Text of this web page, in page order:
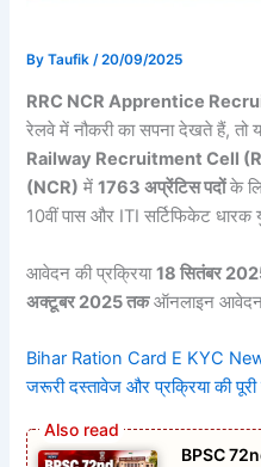
ByTaufik/20/09/2025
RRC NCR Apprentice
रेलवे में नौकरी का सपना देखते हैं, तो
Railway Recruitment Cell
(NCR) में1763 अप्रेंटिस पदोंके
10वीं पास और ITI सर्टिफिकेट
आवेदन की प्रक्रिया18 सितंबर
अक्टूबर 2025 तकऑनलाइन
Bihar Ration Card E KYC
जरूरी दस्तावेज और प्रक्रिया की पूरी
BPSC